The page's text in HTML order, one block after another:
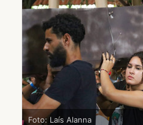
Foto: Laís Alanna